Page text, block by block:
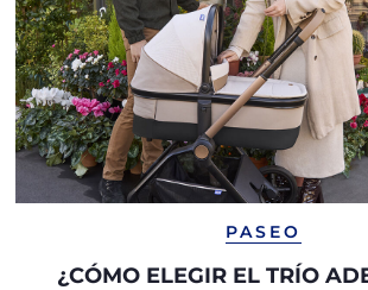
PASEO
¿CÓMO ELEGIR EL TRÍO